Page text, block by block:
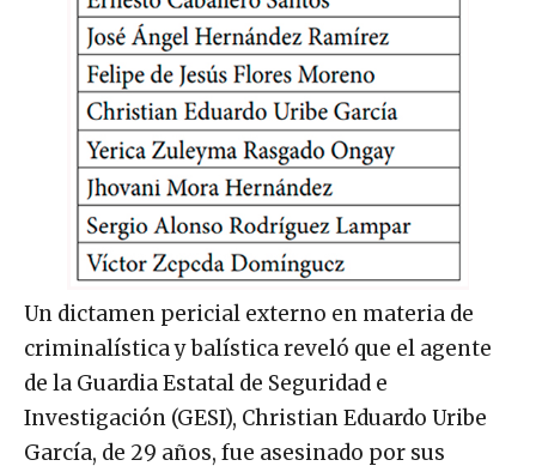
Un dictamen pericial externo en materia de
criminalística y balística reveló que el agente
de la Guardia Estatal de Seguridad e
Investigación (GESI), Christian Eduardo Uribe
García, de 29 años, fue asesinado por sus